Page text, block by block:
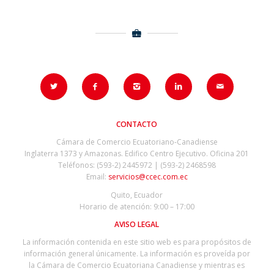
CONTACTO
Cámara de Comercio Ecuatoriano-Canadiense
Inglaterra 1373 y Amazonas. Edifico Centro Ejecutivo. Oficina 201
Teléfonos: (593-2) 2445972 | (593-2) 2468598
Email: servicios@ccec.com.ec
Quito, Ecuador
Horario de atención: 9:00 – 17:00
AVISO LEGAL
La información contenida en este sitio web es para propósitos de
información general únicamente. La información es proveída por
la Cámara de Comercio Ecuatoriana Canadiense y mientras es